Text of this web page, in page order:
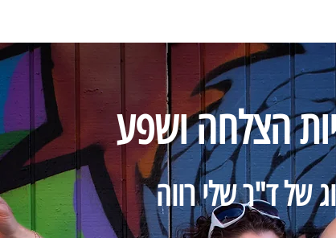
הצלחה ושפע
של ד"ר שלי רווה